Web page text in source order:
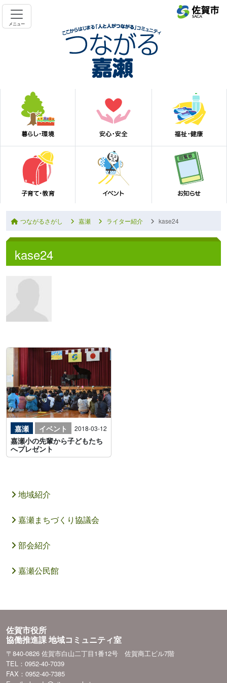
メニュー
つながるさがし 嘉瀬 ライター紹介 kase24
kase24
嘉瀬 イベント 2018-03-12
嘉瀬小の先輩から子どもたち
へプレゼント
地域紹介
嘉瀬まちづくり協議会
部会紹介
嘉瀬公民館
佐賀市役所
協働推進課 地域コミュニティ室
〒840-0826 佐賀市白山二丁目1番12号 佐賀商工ビル7階
TEL：0952-40-7039
FAX：0952-40-7385